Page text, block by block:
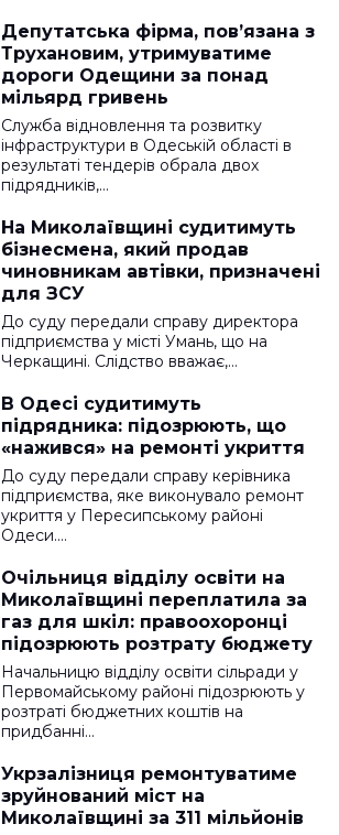
Депутатська фірма, пов’язана з
Трухановим, утримуватиме
дороги Одещини за понад
мільярд гривень
Служба відновлення та розвитку
інфраструктури в Одеській області в
результаті тендерів обрала двох
підрядників,…
На Миколаївщині судитимуть
бізнесмена, який продав
чиновникам автівки, призначені
для ЗСУ
До суду передали справу директора
підприємства у місті Умань, що на
Черкащині. Слідство вважає,…
В Одесі судитимуть
підрядника: підозрюють, що
«нажився» на ремонті укриття
До суду передали справу керівника
підприємства, яке виконувало ремонт
укриття у Пересипському районі
Одеси.…
Очільниця відділу освіти на
Миколаївщині переплатила за
газ для шкіл: правоохоронці
підозрюють розтрату бюджету
Начальницю відділу освіти сільради у
Первомайському районі підозрюють у
розтраті бюджетних коштів на
придбанні…
Укрзалізниця ремонтуватиме
зруйнований міст на
Миколаївщині за 311 мільйонів